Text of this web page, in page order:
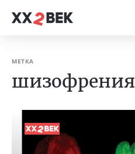
МЕТКА
шизофрения